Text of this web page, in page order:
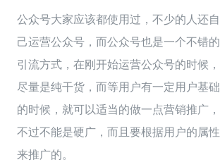
公众号大家应该都使用过，不少的人还自
己运营公众号，而公众号也是一个不错的
引流方式，在刚开始运营公众号的时候，
尽量是纯干货，而等用户有一定用户基础
的时候，就可以适当的做一点营销推广，
不过不能是硬广，而且要根据用户的属性
来推广的。